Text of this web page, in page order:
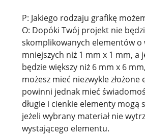
P: Jakiego rodzaju grafikę
O: Dopóki Twój projekt nie
skomplikowanych elementów o
mniejszych niż 1 mm x 1 mm, a
będzie większy niż 6 mm x 6
możesz mieć niezwykle złożone
powinni jednak mieć
długie i cienkie elementy mogą
jeżeli wybrany materiał nie
wystającego elementu.